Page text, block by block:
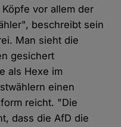
vor allem der
beschreibt sein
Man sieht die
gesichert
als Hexe im
einen
reicht. "Die
dass die AfD die